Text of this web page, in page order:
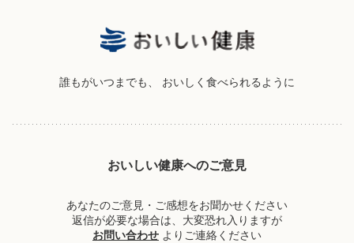
誰もがいつまでも、 おいしく食べられるように
おいしい健康へのご意見
あなたのご意見・ご感想をお聞かせください
返信が必要な場合は、大変恐れ入りますが
お問い合わせ よりご連絡ください